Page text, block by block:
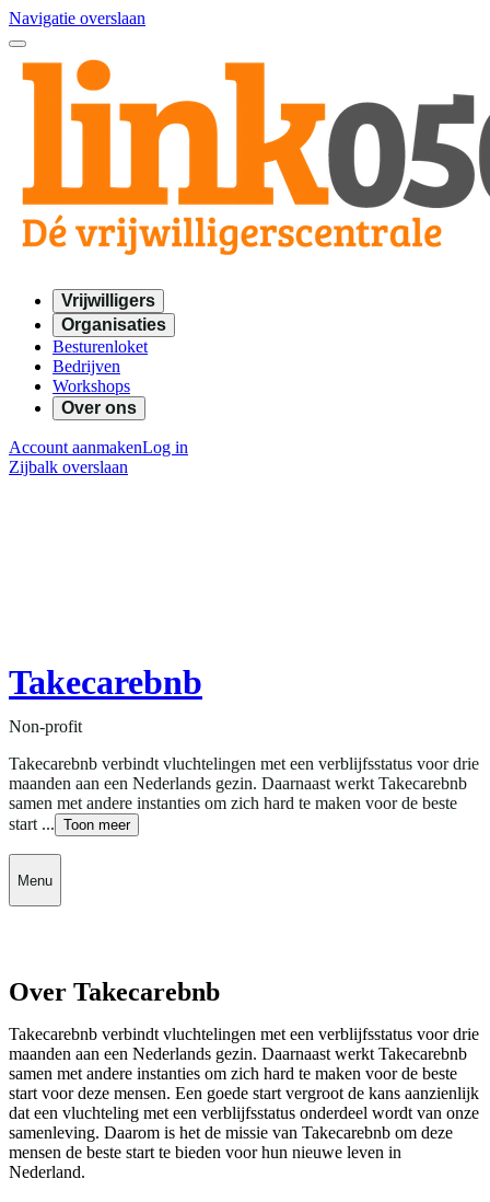
Navigatie overslaan
Vrijwilligers
Organisaties
Besturenloket
Bedrijven
Workshops
Over ons
Account aanmakenLog in
Zijbalk overslaan
Takecarebnb
Non-profit
Takecarebnb verbindt vluchtelingen met een verblijfsstatus voor drie
maanden aan een Nederlands gezin. Daarnaast werkt Takecarebnb
samen met andere instanties om zich hard te maken voor de beste
start ... Toon meer
Menu
Over Takecarebnb
Takecarebnb verbindt vluchtelingen met een verblijfsstatus voor drie
maanden aan een Nederlands gezin. Daarnaast werkt Takecarebnb
samen met andere instanties om zich hard te maken voor de beste
start voor deze mensen. ​Een goede start vergroot de kans aanzienlijk
​dat een vluchteling met een verblijfsstatus onderdeel wordt van onze
samenleving. Daarom is het de missie van Takecarebnb om deze
mensen de beste start te bieden voor hun nieuwe leven in
Nederland.